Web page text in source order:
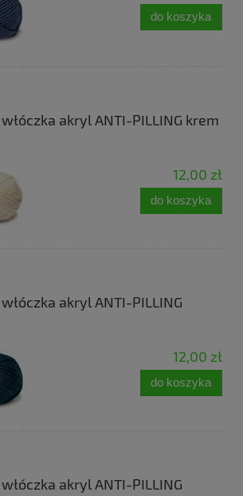
do koszyka
włóczka akryl ANTI-PILLING krem
12,00 zł
do koszyka
włóczka akryl ANTI-PILLING
12,00 zł
do koszyka
włóczka akryl ANTI-PILLING